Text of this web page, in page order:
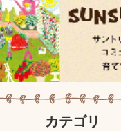
カテゴリ